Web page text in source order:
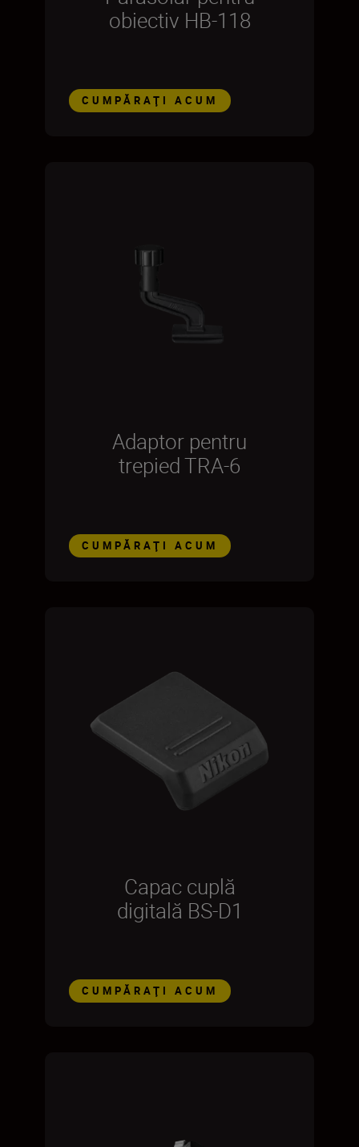
obiectiv HB-118
CUMPĂRAŢI ACUM
Adaptor pentru
trepied TRA-6
CUMPĂRAŢI ACUM
Capac cuplă
digitală BS-D1
CUMPĂRAŢI ACUM